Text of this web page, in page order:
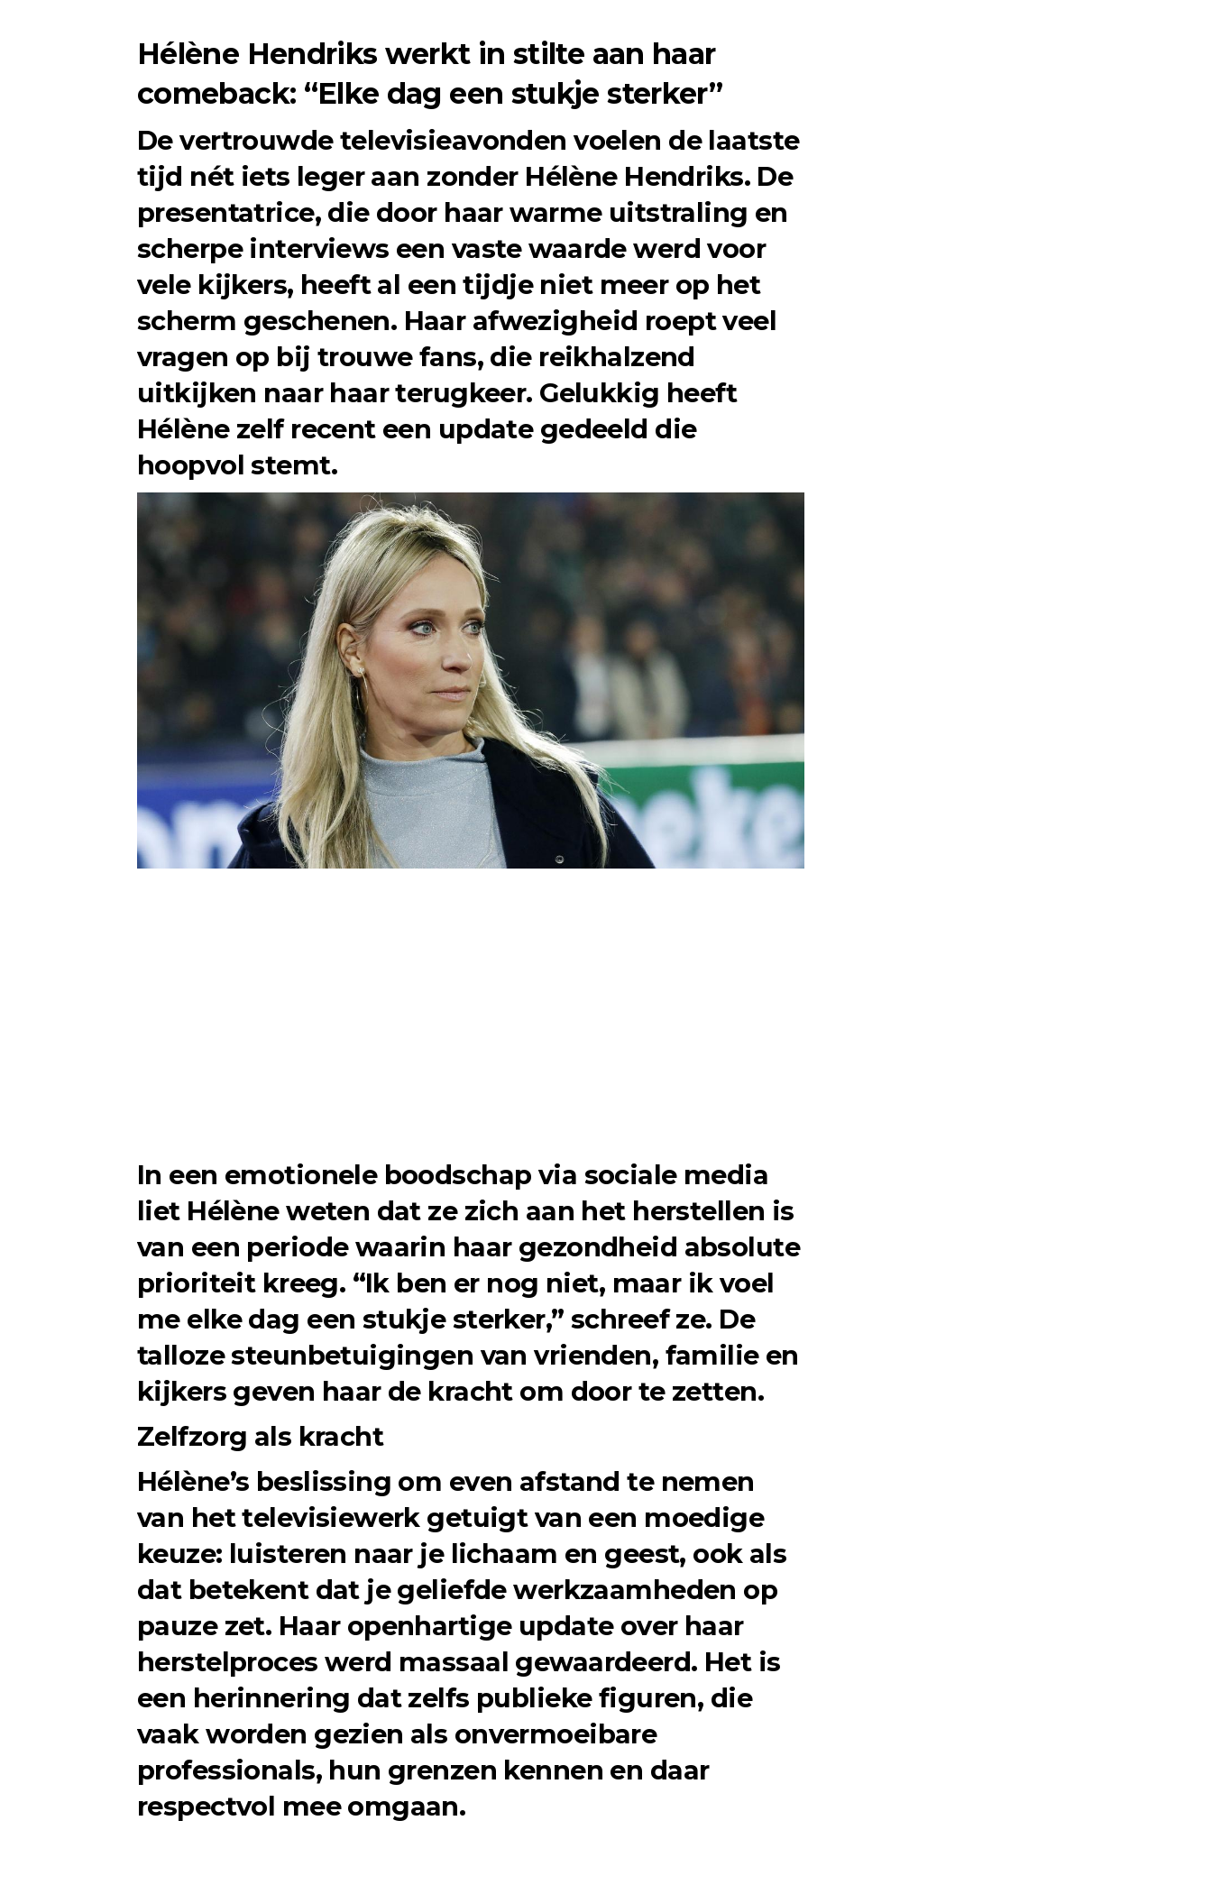
Hélène Hendriks werkt in stilte aan haar
comeback: “Elke dag een stukje sterker”
De vertrouwde televisieavonden voelen de laatste
tijd nét iets leger aan zonder Hélène Hendriks. De
presentatrice, die door haar warme uitstraling en
scherpe interviews een vaste waarde werd voor
vele kijkers, heeft al een tijdje niet meer op het
scherm geschenen. Haar afwezigheid roept veel
vragen op bij trouwe fans, die reikhalzend
uitkijken naar haar terugkeer. Gelukkig heeft
Hélène zelf recent een update gedeeld die
hoopvol stemt.
In een emotionele boodschap via sociale media
liet Hélène weten dat ze zich aan het herstellen is
van een periode waarin haar gezondheid absolute
prioriteit kreeg. “Ik ben er nog niet, maar ik voel
me elke dag een stukje sterker,” schreef ze. De
talloze steunbetuigingen van vrienden, familie en
kijkers geven haar de kracht om door te zetten.
Zelfzorg als kracht
Hélène’s beslissing om even afstand te nemen
van het televisiewerk getuigt van een moedige
keuze: luisteren naar je lichaam en geest, ook als
dat betekent dat je geliefde werkzaamheden op
pauze zet. Haar openhartige update over haar
herstelproces werd massaal gewaardeerd. Het is
een herinnering dat zelfs publieke figuren, die
vaak worden gezien als onvermoeibare
professionals, hun grenzen kennen en daar
respectvol mee omgaan.